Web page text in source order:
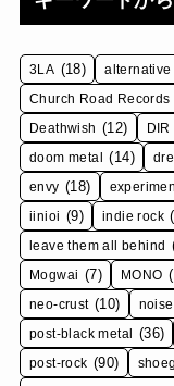
3LA (18) alternative
Church Road Records
Deathwish (12) DIR
doom metal (14)
envy (18)
iinioi (9) indie rock
leave them all behind
Mogwai (7) MONO
neo-crust (10) noise
post-black metal (36)
post-rock (90)